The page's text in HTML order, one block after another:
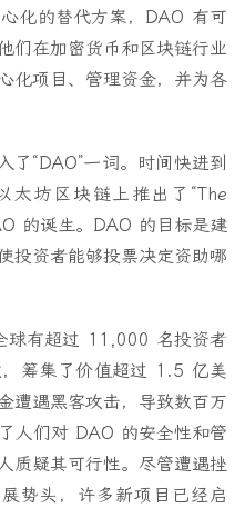
化的替代方案，DAO 有可
们在加密货币和区块链行业
化项目、管理资金，并为各
“DAO”一词。时间快进到
坊区块链上推出了“The
的诞生。DAO 的目标是建
投资者能够投票决定资助哪
有超过 11,000 名投资者
筹集了价值超过 1.5 亿美
遭遇黑客攻击，导致数百万
人们对 DAO 的安全性和管
质疑其可行性。尽管遭遇挫
势头，许多新项目已经启